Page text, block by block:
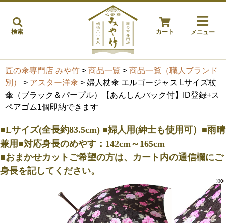
検索 カート メニュー
匠の傘専門店 みや竹 > 商品一覧 > 商品一覧（職人ブランド
別）
> アスター洋傘 > 婦人杖傘 エルゴージャス Lサイズ杖
傘（ブラック＆パープル）【あんしんパック付】ID登録+ス
ペアゴム1個即納できます
■Lサイズ(全長約83.5cm) ■婦人用(紳士も使用可）■雨晴
兼用■対応身長のめやす：142cm～165cm
■おまかせカットご希望の方は、カート内の通信欄にご
身長を記してください。